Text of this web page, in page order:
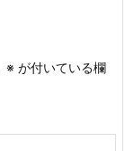
※ が付いている欄